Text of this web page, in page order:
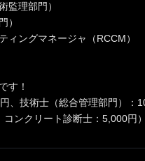
監理部門）
）
ィングマネージャ（RCCM）
す！
、技術士（総合管理部門）：
ンクリート診断士：5,000円）